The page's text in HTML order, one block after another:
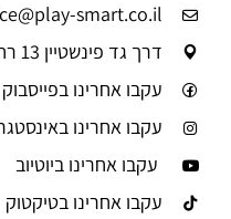
smart.co.il
דרך גד פינשטיין 13 רחובות, קומה 3, מחסן 303
עקבו אחרינו בפייסבוק
עקבו אחרינו
עקבו אחרינו ביוטיוב
עקבו אחרינו בטיקטוק